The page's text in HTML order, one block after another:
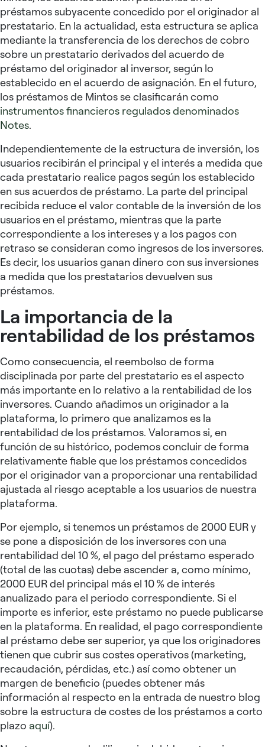
préstamos subyacente concedido por el originador al
prestatario. En la actualidad, esta estructura se aplica
mediante la transferencia de los derechos de cobro
sobre un prestatario derivados del acuerdo de
préstamo del originador al inversor, según lo
establecido en el acuerdo de asignación. En el futuro,
los préstamos de Mintos se clasificarán como
instrumentos financieros regulados denominados
Notes.
Independientemente de la estructura de inversión, los
usuarios recibirán el principal y el interés a medida que
cada prestatario realice pagos según los establecido
en sus acuerdos de préstamo. La parte del principal
recibida reduce el valor contable de la inversión de los
usuarios en el préstamo, mientras que la parte
correspondiente a los intereses y a los pagos con
retraso se consideran como ingresos de los inversores.
Es decir, los usuarios ganan dinero con sus inversiones
a medida que los prestatarios devuelven sus
préstamos.
La importancia de la
rentabilidad de los préstamos
Como consecuencia, el reembolso de forma
disciplinada por parte del prestatario es el aspecto
más importante en lo relativo a la rentabilidad de los
inversores. Cuando añadimos un originador a la
plataforma, lo primero que analizamos es la
rentabilidad de los préstamos. Valoramos si, en
función de su histórico, podemos concluir de forma
relativamente fiable que los préstamos concedidos
por el originador van a proporcionar una rentabilidad
ajustada al riesgo aceptable a los usuarios de nuestra
plataforma.
Por ejemplo, si tenemos un préstamos de 2000 EUR y
se pone a disposición de los inversores con una
rentabilidad del 10 %, el pago del préstamo esperado
(total de las cuotas) debe ascender a, como mínimo,
2000 EUR del principal más el 10 % de interés
anualizado para el periodo correspondiente. Si el
importe es inferior, este préstamo no puede publicarse
en la plataforma. En realidad, el pago correspondiente
al préstamo debe ser superior, ya que los originadores
tienen que cubrir sus costes operativos (marketing,
recaudación, pérdidas, etc.) así como obtener un
margen de beneficio (puedes obtener más
información al respecto en la entrada de nuestro blog
sobre la estructura de costes de los préstamos a corto
plazo aquí).